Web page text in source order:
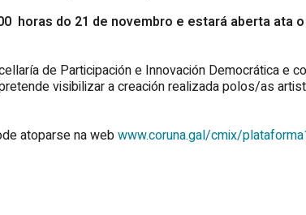
horas do 21 de novembro e estará aberta ata
de Participación e Innovación Democrática e
visibilizar a creación realizada polos/as
atoparse na webwww.coruna.gal/cmix/